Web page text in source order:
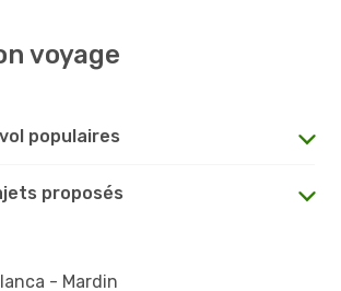
voyage
populaires
proposés
- Mardin